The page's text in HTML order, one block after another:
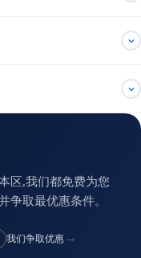
区,我们都免费为您
争取最优惠条件。
我们争取优惠 →